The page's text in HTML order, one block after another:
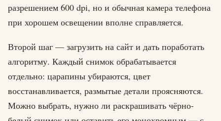
разрешением 600 dpi, но и обычная камера телефона
при хорошем освещении вполне справляется.
Второй шаг — загрузить на сайт и дать поработать
алгоритму. Каждый снимок обрабатывается
отдельно: царапины убираются, цвет
восстанавливается, размытые детали проясняются.
Можно выбрать, нужно ли раскрашивать чёрно-